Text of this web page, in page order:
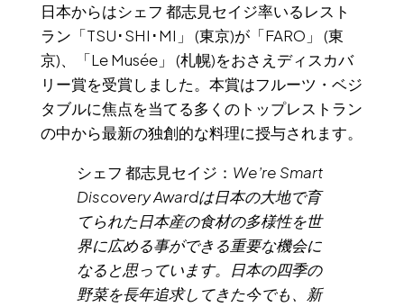
日本からはシェフ 都志見セイジ率いるレスト
ラン「TSU･SHI･MI」 (東京)が「FARO」 (東
京)、「Le Musée」 (札幌)をおさえディスカバ
リー賞を受賞しました。本賞はフルーツ・ベジ
タブルに焦点を当てる多くのトップレストラン
の中から最新の独創的な料理に授与されます。
シェフ 都志見セイジ： We’re Smart
Discovery Awardは日本の大地で育
てられた日本産の食材の多様性を世
界に広める事ができる重要な機会に
なると思っています。日本の四季の
野菜を長年追求してきた今でも、新